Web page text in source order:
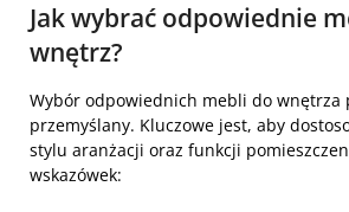
Jak wybrać odpowiednie
wnętrz?
Wybór odpowiednich mebli do wnętrza
przemyślany. Kluczowe jest, aby
stylu aranżacji oraz funkcji
wskazówek: